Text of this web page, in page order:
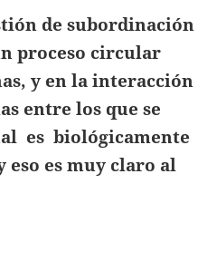
de subordinación
proceso circular
y en la interacción
entre los que se
es biológicamente
eso es muy claro al